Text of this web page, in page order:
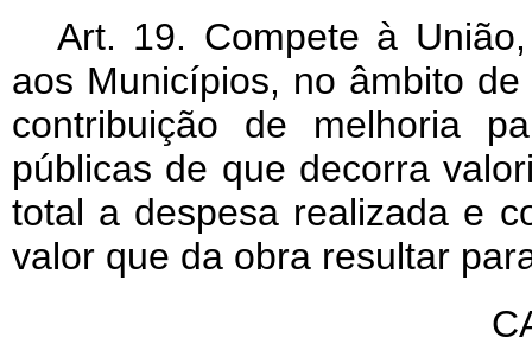
Art. 19. Compete à
aos Municípios, no âmbito
contribuição de melhoria
públicas de que decorra
total a despesa realizada e
valor que da obra resultar